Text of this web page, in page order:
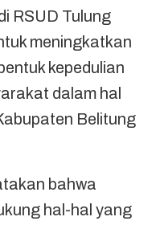
RSUD Tulung
meningkatkan
kepedulian
dalam hal
Belitung
bahwa
hal-hal yang